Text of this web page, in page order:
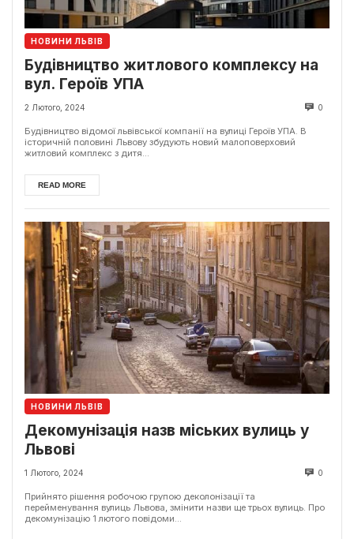
НОВИНИ ЛЬВІВ
Будівництво житлового комплексу на
вул. Героїв УПА
2 Лютого, 2024 0
Будівництво відомої львівської компанії на вулиці Героїв УПА. В
історичній половині Львову збудують новий малоповерховий
житловий комплекс з дитя...
READ MORE
НОВИНИ ЛЬВІВ
Декомунізація назв міських вулиць у
Львові
1 Лютого, 2024 0
Прийнято рішення робочою групою деколонізації та
перейменування вулиць Львова, змінити назви ще трьох вулиць. Про
декомунізацію 1 лютого повідоми...